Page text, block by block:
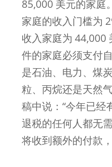
85,000 美元的家庭
家庭的收入门槛为
收入家庭为 44,000
件的家庭必须支付
是石油、电力、煤
粒、丙烷还是天然
稿中说：“今年已经
退税的任何人都无
将收到额外的付款